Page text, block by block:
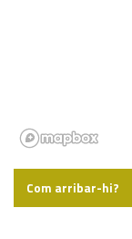
Com arribar-hi?